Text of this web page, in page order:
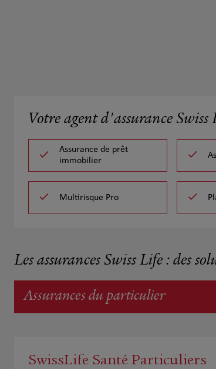
Votre agent d'assurance
Assurance de prêt
immobilier
Multirisque Pro
Les assurances Swiss Life : des
Assurances du particulier
SwissLife Santé Particuliers